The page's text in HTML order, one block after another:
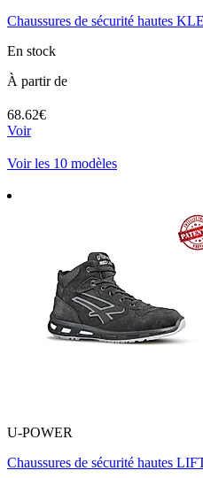
Chaussures de sécurité hautes
En stock
À partir de
68.62€
Voir
Voir les 10 modèles
U-POWER
Chaussures de sécurité hautes